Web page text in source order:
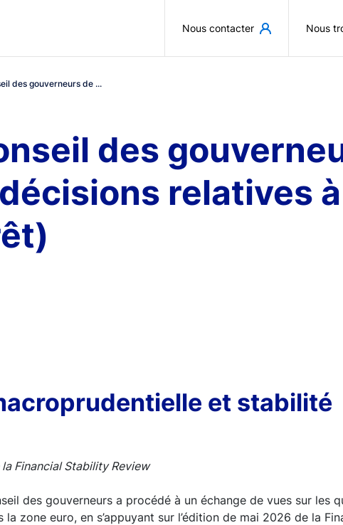
Nous contacter Nous
des gouverneurs de ...
des
relatives
et stabilité
Financial Stability Review
des gouverneurs a procédé à un échange de vues sur les
zone euro, en s’appuyant sur l’édition de mai 2026 de la